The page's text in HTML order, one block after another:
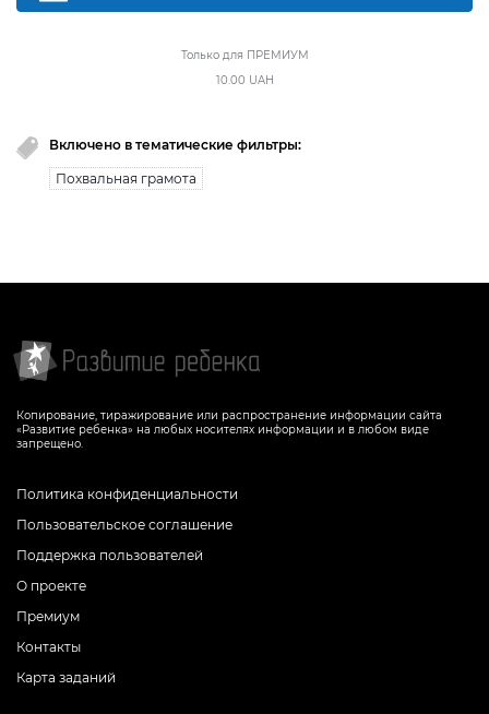
Только для ПРЕМИУМ
10.00 UAH
Включено в тематические фильтры:
Похвальная грамота
Копирование, тиражирование или распространение информации сайта
«Развитие ребенка» на любых носителях информации и в любом виде
запрещено.
Политика конфиденциальности
Пользовательское соглашение
Поддержка пользователей
О проекте
Премиум
Контакты
Карта заданий